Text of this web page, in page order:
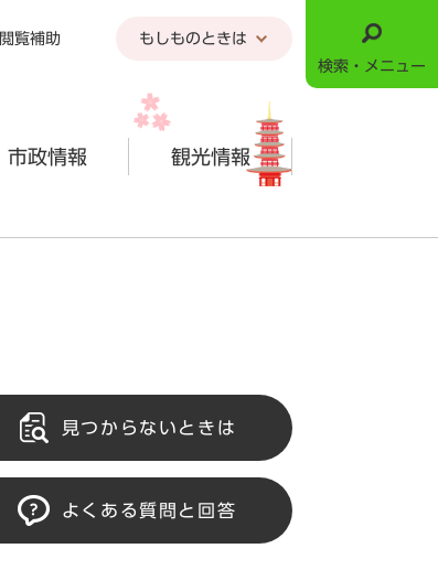
閲覧補助 もしものときは
市政情報 観光情報
検索・メニュー
見つからないときは
よくある質問と回答